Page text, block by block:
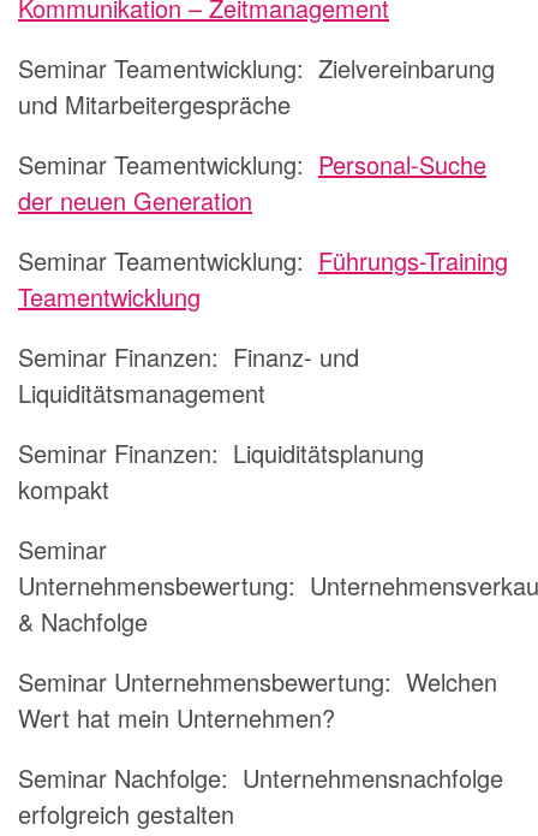
Kommunikation – Zeitmanagement
Seminar Teamentwicklung: Zielvereinbarung
und Mitarbeitergespräche
Seminar Teamentwicklung: Personal-Suche
der neuen Generation
Seminar Teamentwicklung: Führungs-Training
Teamentwicklung
Seminar Finanzen: Finanz- und
Liquiditätsmanagement
Seminar Finanzen: Liquiditätsplanung
kompakt
Seminar
Unternehmensbewertung:
& Nachfolge
Seminar Unternehmensbewertung: Welchen
Wert hat mein Unternehmen?
Seminar Nachfolge: Unternehmensnachfolge
erfolgreich gestalten